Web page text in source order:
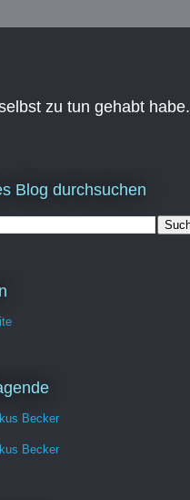
zu tun gehabt habe.
Blog durchsuchen
Becker
Becker